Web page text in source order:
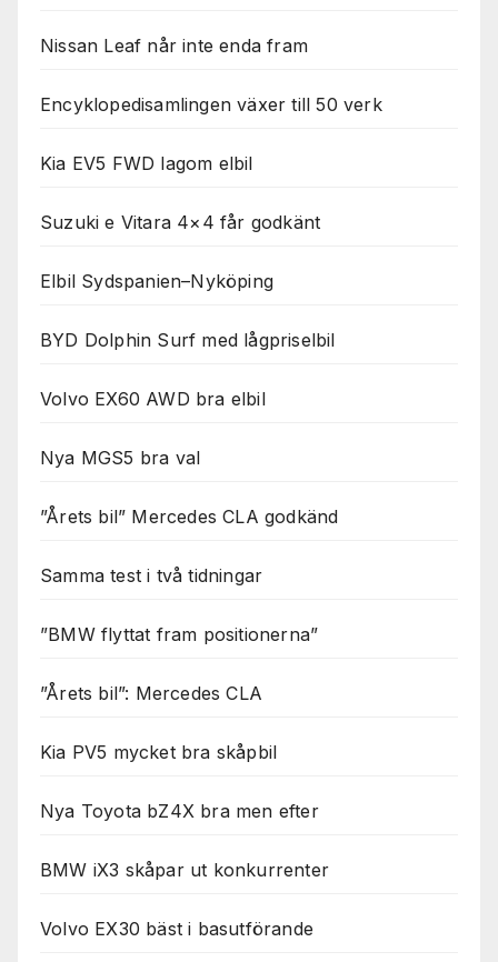
Nissan Leaf når inte enda fram
Encyklopedisamlingen växer till 50 verk
Kia EV5 FWD lagom elbil
Suzuki e Vitara 4×4 får godkänt
Elbil Sydspanien–Nyköping
BYD Dolphin Surf med lågpriselbil
Volvo EX60 AWD bra elbil
Nya MGS5 bra val
”Årets bil” Mercedes CLA godkänd
Samma test i två tidningar
”BMW flyttat fram positionerna”
”Årets bil”: Mercedes CLA
Kia PV5 mycket bra skåpbil
Nya Toyota bZ4X bra men efter
BMW iX3 skåpar ut konkurrenter
Volvo EX30 bäst i basutförande